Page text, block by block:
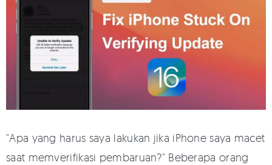
"Apa yang harus saya lakukan jika iPhone saya macet
saat memverifikasi pembaruan?" Beberapa orang